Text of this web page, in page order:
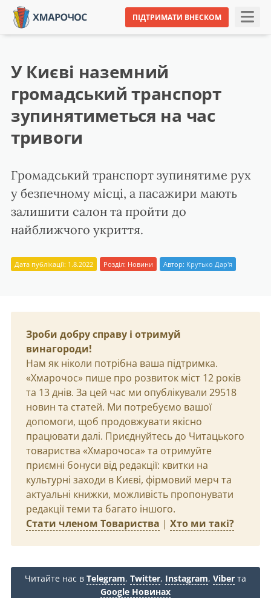
ПІДТРИМАТИ ВНЕСКОМ
У Києві наземний
громадський транспорт
зупинятиметься на час
тривоги
Громадський транспорт зупинятиме рух
у безпечному місці, а пасажири мають
залишити салон та пройти до
найближчого укриття.
Дата публікації: 1.8.2022 Розділ: Новини Автор: Крутько Дар'я
Зроби добру справу і отримуй
винагороди!
Нам як ніколи потрібна ваша підтримка.
«Хмарочос» пише про розвиток міст 12 років
та 13 днів. За цей час ми опублікували 29518
новин та статей. Ми потребуємо вашої
допомоги, щоб продовжувати якісно
працювати далі. Приєднуйтесь до Читацького
товариства «Хмарочоса» та отримуйте
приємні бонуси від редакції: квитки на
культурні заходи в Києві, фірмовий мерч та
актуальні книжки, можливість пропонувати
редакції теми та багато іншого.
Стати членом Товариства | Хто ми такі?
Читайте нас в Telegram, Twitter, Instagram, Viber та
Google Новинах